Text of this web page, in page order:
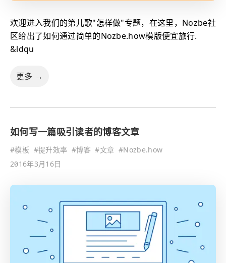
欢迎进入我们的第儿歌"怎样做"专题，在这里，Nozbe社
区给出了如何通过简单的Nozbe.how模版便宜旅行.
&ldqu
更多 →
如何写一篇吸引读者的博客文章
#模板 #提升效率 #博客 #文章 #Nozbe.how
2016年3月16日